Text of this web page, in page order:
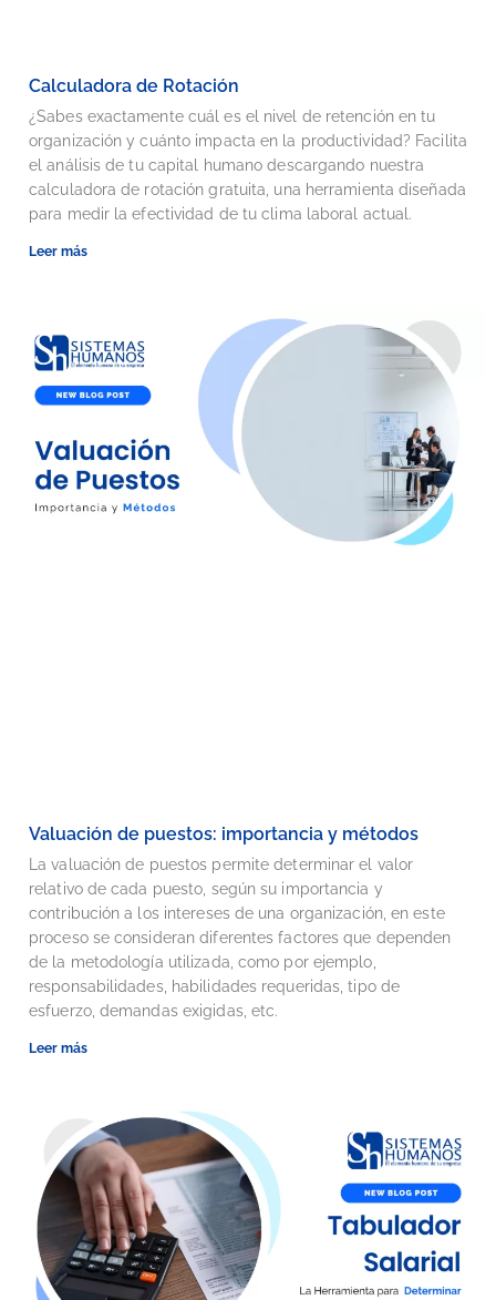
Calculadora de Rotación
¿Sabes exactamente cuál es el nivel de retención en tu
organización y cuánto impacta en la productividad? Facilita
el análisis de tu capital humano descargando nuestra
calculadora de rotación gratuita, una herramienta diseñada
para medir la efectividad de tu clima laboral actual.
Leer más
Valuación de puestos: importancia y métodos
La valuación de puestos permite determinar el valor
relativo de cada puesto, según su importancia y
contribución a los intereses de una organización, en este
proceso se consideran diferentes factores que dependen
de la metodología utilizada, como por ejemplo,
responsabilidades, habilidades requeridas, tipo de
esfuerzo, demandas exigidas, etc.
Leer más